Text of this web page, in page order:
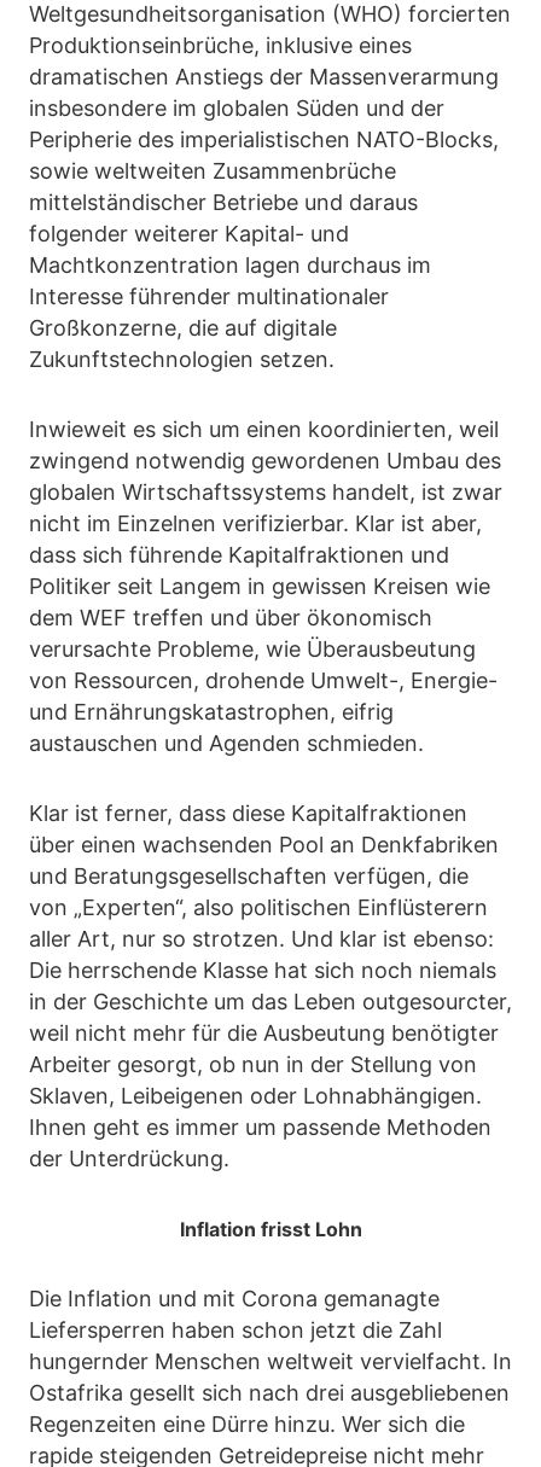
Weltgesundheitsorganisation (WHO) forcierten
Produktionseinbrüche, inklusive eines
dramatischen Anstiegs der Massenverarmung
insbesondere im globalen Süden und der
Peripherie des imperialistischen NATO-Blocks,
sowie weltweiten Zusammenbrüche
mittelständischer Betriebe und daraus
folgender weiterer Kapital- und
Machtkonzentration lagen durchaus im
Interesse führender multinationaler
Großkonzerne, die auf digitale
Zukunftstechnologien setzen.
Inwieweit es sich um einen koordinierten, weil
zwingend notwendig gewordenen Umbau des
globalen Wirtschaftssystems handelt, ist zwar
nicht im Einzelnen verifizierbar. Klar ist aber,
dass sich führende Kapitalfraktionen und
Politiker seit Langem in gewissen Kreisen wie
dem WEF treffen und über ökonomisch
verursachte Probleme, wie Überausbeutung
von Ressourcen, drohende Umwelt-, Energie-
und Ernährungskatastrophen, eifrig
austauschen und Agenden schmieden.
Klar ist ferner, dass diese Kapitalfraktionen
über einen wachsenden Pool an Denkfabriken
und Beratungsgesellschaften verfügen, die
von „Experten“, also politischen Einflüsterern
aller Art, nur so strotzen. Und klar ist ebenso:
Die herrschende Klasse hat sich noch niemals
in der Geschichte um das Leben outgesourcter,
weil nicht mehr für die Ausbeutung benötigter
Arbeiter gesorgt, ob nun in der Stellung von
Sklaven, Leibeigenen oder Lohnabhängigen.
Ihnen geht es immer um passende Methoden
der Unterdrückung.
Inflation frisst Lohn
Die Inflation und mit Corona gemanagte
Liefersperren haben schon jetzt die Zahl
hungernder Menschen weltweit vervielfacht. In
Ostafrika gesellt sich nach drei ausgebliebenen
Regenzeiten eine Dürre hinzu. Wer sich die
rapide steigenden Getreidepreise nicht mehr